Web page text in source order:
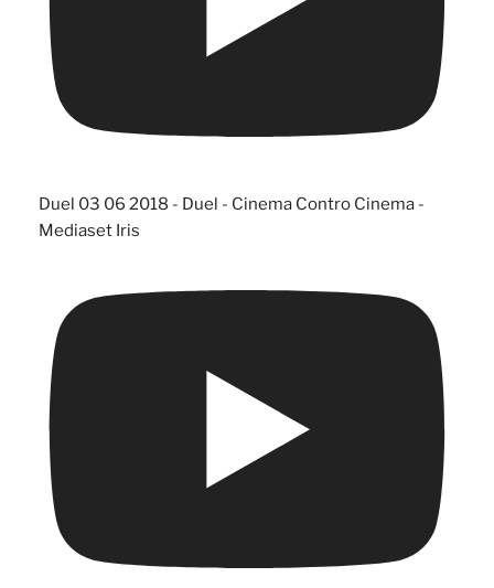
Duel 03 06 2018 - Duel - Cinema Contro Cinema -
Mediaset Iris